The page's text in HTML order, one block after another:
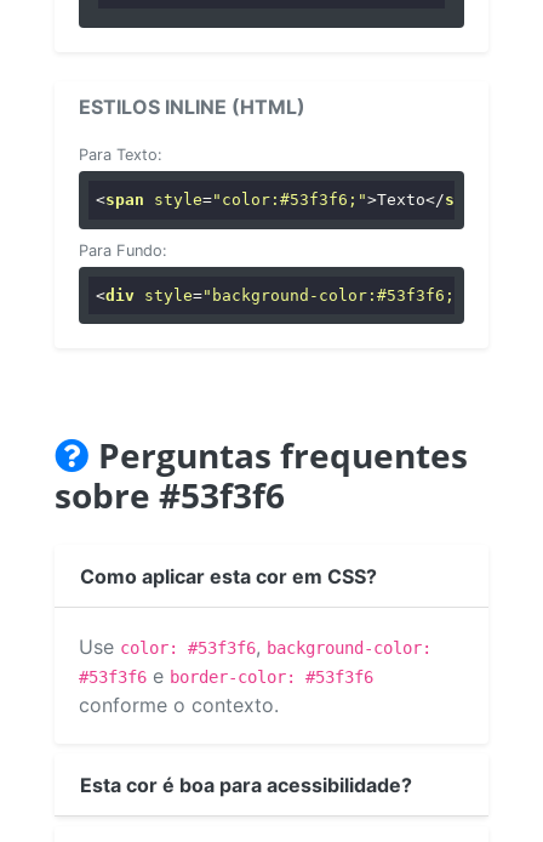
ESTILOS INLINE (HTML)
Para Texto:
<span style="color:#53f3f6;">Texto</span
Para Fundo:
<div style="background-color:#53f3f6;"
Perguntas frequentes
sobre #53f3f6
Como aplicar esta cor em CSS?
Use color: #53f3f6, background-color:
#53f3f6 e border-color: #53f3f6
conforme o contexto.
Esta cor é boa para acessibilidade?